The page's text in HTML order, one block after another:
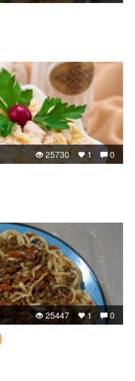
0
1
25730
0
1
25447